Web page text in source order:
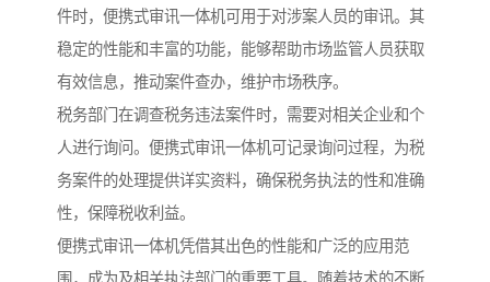
件时，便携式审讯一体机可用于对涉案人员的审讯。其
稳定的性能和丰富的功能，能够帮助市场监管人员获取
有效信息，推动案件查办，维护市场秩序。​
税务部门在调查税务违法案件时，需要对相关企业和个
人进行询问。便携式审讯一体机可记录询问过程，为税
务案件的处理提供详实资料，确保税务执法的性和准确
性，保障税收利益。​
便携式审讯一体机凭借其出色的性能和广泛的应用范